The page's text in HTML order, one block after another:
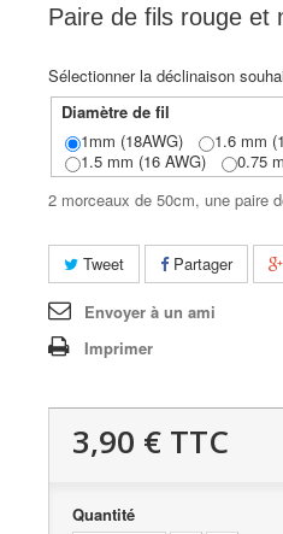
Paire de fils rouge et
Sélectionner la déclinaison
Diamètre de fil
1mm (18AWG)
1.6 mm
1.5 mm (16 AWG)
0.75
2 morceaux de 50cm, une paire
Tweet Partager
Envoyer à un ami
Imprimer
3,90 € TTC
Quantité